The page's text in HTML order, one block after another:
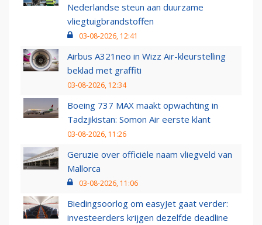
Nederlandse steun aan duurzame
vliegtuigbrandstoffen
03-08-2026, 12:41
Airbus A321neo in Wizz Air-kleurstelling
beklad met graffiti
03-08-2026, 12:34
Boeing 737 MAX maakt opwachting in
Tadzjikistan: Somon Air eerste klant
03-08-2026, 11:26
Geruzie over officiële naam vliegveld van
Mallorca
03-08-2026, 11:06
Biedingsoorlog om easyJet gaat verder:
investeerders krijgen dezelfde deadline